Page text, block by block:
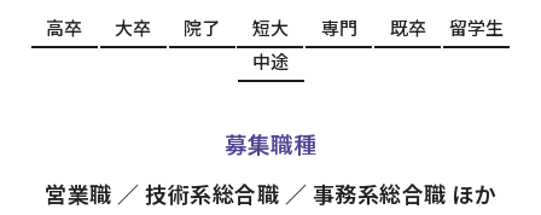
高卒 大卒 院了 短大 専門 既卒
留学生
中途
募集職種
営業職 ／ 技術系総合職 ／ 事務系総合職 ほか